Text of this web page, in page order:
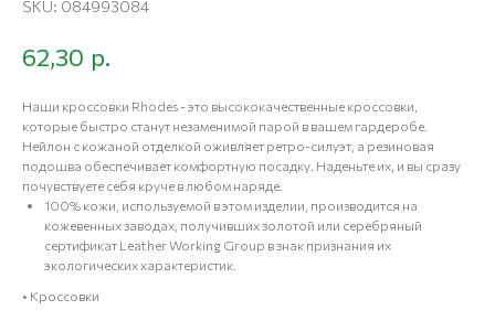
SKU: 084993084
62,30 р.
Наши кроссовки Rhodes - это высококачественные кроссовки,
которые быстро станут незаменимой парой в вашем гардеробе.
Нейлон с кожаной отделкой оживляет ретро-силуэт, а резиновая
подошва обеспечивает комфортную посадку. Наденьте их, и вы сразу
почувствуете себя круче в любом наряде.
100% кожи, используемой в этом изделии, производится на
кожевенных заводах, получивших золотой или серебряный
сертификат Leather Working Group в знак признания их
экологических характеристик.
• Кроссовки